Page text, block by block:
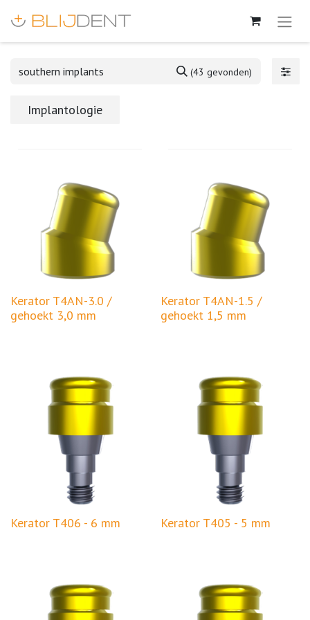
(43 gevonden)
Implantologie
Kerator T4AN-3.0 /
gehoekt 3,0 mm
Kerator T4AN-1.5 /
gehoekt 1,5 mm
Kerator T406 - 6 mm Kerator T405 - 5 mm